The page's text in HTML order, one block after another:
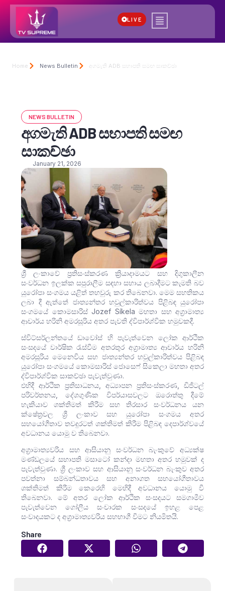
LIVE
Home News Bulletin අගමැති ADB සභාපති සමඟ සාකච්ඡා
NEWS BULLETIN
අගමැති ADB සභාපති සමඟ
සාකච්ඡා
January 21, 2026
ශ්‍රී ලංකාවේ ප්‍රතිසංස්කරණ ක්‍රියාදාමයට සහ දිගුකාලීන
සංවර්ධන ඉලක්ක සපුරාලීම සඳහා සහාය ලබාදීමට කැමති බව
යුරෝපා සංගමය යළිත් තහවුරු කර තිබෙනවා. මෙම සහතිකය
ලබා දී ඇත්තේ ජාත්‍යන්තර හවුල්කාරිත්වය පිළිබඳ යුරෝපා
සංගමයේ කොමසාරිස් Jozef Síkela මහතා සහ අග්‍රාමාත්‍ය
ආචාර්ය හරිනි අමරසූරිය අතර පැවති ද්විපාර්ශ්වික හමුවකදී.
ස්විට්සර්ලන්තයේ ඩාවෝස් හි පැවැත්වෙන ලෝක ආර්ථික
සංසදයේ වාර්ෂික රැස්වීම අතරතුර අග්‍රාමාත්‍ය ආචාර්ය හරිනි
අමරසූරිය මෙනෙවිය සහ ජාත්‍යන්තර හවුල්කාරිත්වය පිළිබඳ
යුරෝපා සංගමයේ කොමසාරිස් ජොසෙෆ් සිකෙලා මහතා අතර
ද්විපාර්ශ්වික සාකච්ඡා පැවැත්වුණා.
එහිදී ආර්ථික ප්‍රතිසාධනය, අධ්‍යාපන ප්‍රතිසංස්කරණ, ඩිජිටල්
පරිවර්තනය, දේශගුණික විපර්යාසවලට ඔරොත්තු දීමේ
හැකියාව ශක්තිමත් කිරීම සහ තිරසාර සංවර්ධනය යන
ක්ෂේත්‍රවල ශ්‍රී ලංකාව සහ යුරෝපා සංගමය අතර
සහයෝගීතාව තවදුරටත් ශක්තිමත් කිරීම පිළිබඳ දෙපාර්ශ්වයේ
අවධානය යොමු ව ති⁣බෙනවා.
අග්‍රාමාත්‍යවරිය සහ ආසියානු සංවර්ධන බැංකුවේ අධ්‍යක්ෂ
මණ්ඩලයේ සභාපති මසාටෝ කන්දා මහතා අතර හමුවක් ද
පැවැත්වුණා. ශ්‍රී ලංකාව සහ ආසියානු සංවර්ධන බැංකුව අතර
පවත්නා සම්බන්ධතාවය සහ අනාගත සහයෝගීතාවය
ශක්තිමත් කිරීම කෙරෙහි මෙහිදී අවධානය යොමු වී
තිබෙනවා. මේ අතර ලෝක ආර්ථික සංසදයට සමගාමීව
පැවැත්වෙන ගෝලීය සංචාරක සංසදයේ ඉහළ පෙළ
සංවාදයකට ද අග්‍රාමාත්‍යවරිය සහභාගී විමට නියමිතයි.
Share